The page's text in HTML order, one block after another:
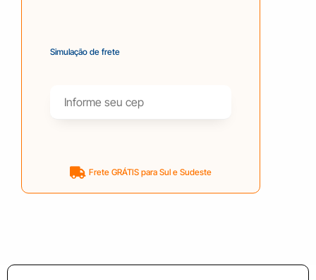
Simulação de frete
Frete GRÁTIS para Sul e Sudeste